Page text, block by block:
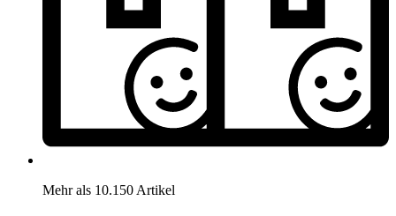
Mehr als 10.150 Artikel